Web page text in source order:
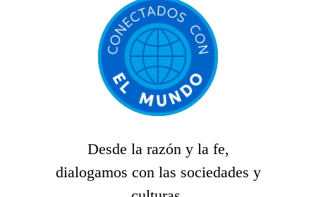
Desde la razón y la fe,
dialogamos con las sociedades y